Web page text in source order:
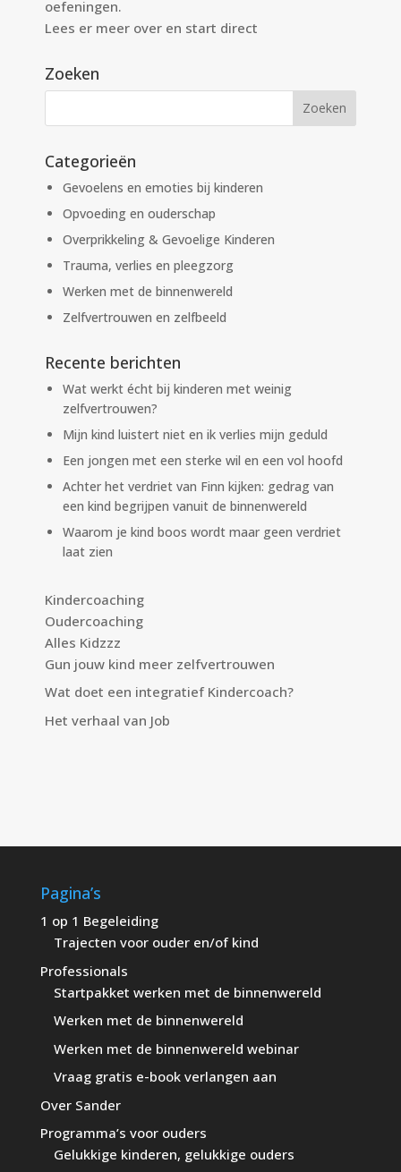
oefeningen.
Lees er meer over en start direct
Zoeken
Categorieën
Gevoelens en emoties bij kinderen
Opvoeding en ouderschap
Overprikkeling & Gevoelige Kinderen
Trauma, verlies en pleegzorg
Werken met de binnenwereld
Zelfvertrouwen en zelfbeeld
Recente berichten
Wat werkt écht bij kinderen met weinig
zelfvertrouwen?
Mijn kind luistert niet en ik verlies mijn geduld
Een jongen met een sterke wil en een vol hoofd
Achter het verdriet van Finn kijken: gedrag van
een kind begrijpen vanuit de binnenwereld
Waarom je kind boos wordt maar geen verdriet
laat zien
Kindercoaching
Oudercoaching
Alles Kidzzz
Gun jouw kind meer zelfvertrouwen
Wat doet een integratief Kindercoach?
Het verhaal van Job
Pagina’s
1 op 1 Begeleiding
Trajecten voor ouder en/of kind
Professionals
Startpakket werken met de binnenwereld
Werken met de binnenwereld
Werken met de binnenwereld webinar
Vraag gratis e-book verlangen aan
Over Sander
Programma’s voor ouders
Gelukkige kinderen, gelukkige ouders